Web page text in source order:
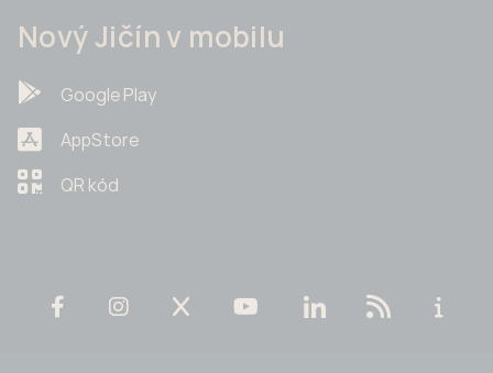
Nový Jičín v mobilu
Google Play
AppStore
QR kód